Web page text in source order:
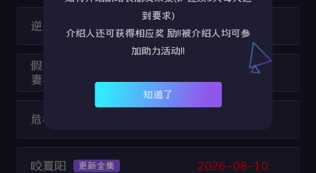
逆天至尊 2026-08-10
假装破产当天，前
妻找上门
2026-08-10
危楼之上
咬夏阳 更新全集 2026-08-10
到要求)
介绍人还可获得相应奖 励!!被介绍人均可参
加助力活动!!
知道了